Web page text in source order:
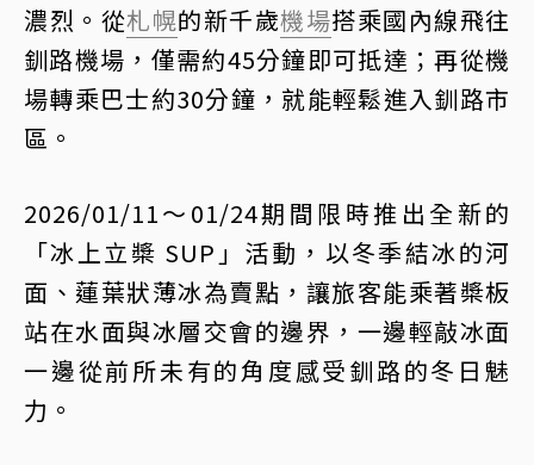
濃烈。從札幌的新千歲機場搭乘國內線飛往
釧路機場，僅需約45分鐘即可抵達；再從機
場轉乘巴士約30分鐘，就能輕鬆進入釧路市
區。
2026/01/11～01/24期間限時推出全新的
「冰上立槳 SUP」活動，以冬季結冰的河
面、蓮葉狀薄冰為賣點，讓旅客能乘著槳板
站在水面與冰層交會的邊界，一邊輕敲冰面
一邊從前所未有的角度感受釧路的冬日魅
力。